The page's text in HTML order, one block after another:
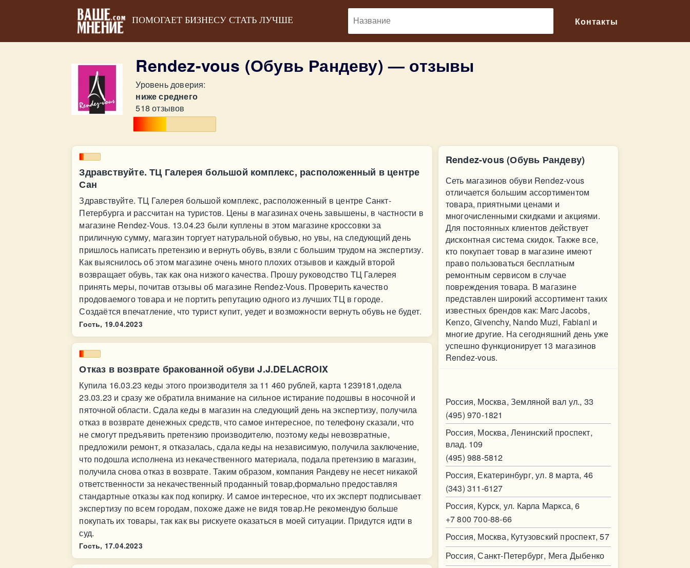
ПОМОГАЕТ БИЗНЕСУ СТАТЬ ЛУЧШЕ Контакты
Rendez-vous (Обувь Рандеву) — отзывы
Уровень доверия:
ниже среднего
518 отзывов
Здравствуйте. ТЦ Галерея большой комплекс, расположенный в центре
Сан
Здравствуйте. ТЦ Галерея большой комплекс, расположенный в центре Санкт-
Петербурга и рассчитан на туристов. Цены в магазинах очень завышены, в частности в
магазине Rendez-Vous. 13.04.23 были куплены в этом магазине кроссовки за
приличную сумму, магазин торгует натуральной обувью, но увы, на следующий день
пришлось написать претензию и вернуть обувь, взяли с большим трудом на экспертизу.
Как выяснилось об этом магазине очень много плохих отзывов и каждый второй
возвращает обувь, так как она низкого качества. Прошу руководство ТЦ Галерея
принять меры, почитав отзывы об магазине Rendez-Vous. Проверить качество
продоваемого товара и не портить репутацию одного из лучших ТЦ в городе.
Создаётся впечатление, что турист купит, уедет и возможности вернуть обувь не будет.
Гость, 19.04.2023
Отказ в возврате бракованной обуви J.J.DELACROIX
Купила 16.03.23 кеды этого производителя за 11 460 рублей, карта 1239181,одела
23.03.23 и сразу же обратила внимание на сильное истирание подошвы в носочной и
пяточной области. Сдала кеды в магазин на следующий день на экспертизу, получила
отказ в возврате денежных средств, что самое интересное, по телефону сказали, что
не смогут предъявить претензию производителю, поэтому кеды невозвратные,
предложили ремонт, я отказалась, сдала кеды на независимую, получила заключение,
что подошла исполнена из некачественного материала, подала претензию в магазин,
получила снова отказ в возврате. Таким образом, компания Рандеву не несет никакой
ответственности за некачественный проданный товар,формально предоставляя
стандартные отказы как под копирку. И самое интересное, что их эксперт подписывает
экспертизу по всем городам, похоже даже не видя товар.Не рекомендую больше
покупать их товары, так как вы рискуете оказаться в моей ситуации. Придутся идти в
суд.
Гость, 17.04.2023
Rendez-vous (Обувь Рандеву)
Сеть магазинов обуви Rendez-vous
отличается большим ассортиментом
товара, приятными ценами и
многочисленными скидками и акциями.
Для постоянных клиентов действует
дисконтная система скидок. Также все,
кто покупает товар в магазине имеют
право пользоваться бесплатным
ремонтным сервисом в случае
повреждения товара. В магазине
представлен широкий ассортимент таких
известных брендов как: Marc Jacobs,
Kenzo, Givenchy, Nando Muzi, Fabiani и
многие другие. На сегодняшний день уже
успешно функционирует 13 магазинов
Rendez-vous.
Россия, Москва, Земляной вал ул., 33
(495) 970-1821
Россия, Москва, Ленинский проспект,
влад. 109
(495) 988-5812
Россия, Екатеринбург, ул. 8 марта, 46
(343) 311-6127
Россия, Курск, ул. Карла Маркса, 6
+7 800 700-88-66
Россия, Москва, Кутузовский проспект, 57
Россия, Санкт-Петербург, Мега Дыбенко